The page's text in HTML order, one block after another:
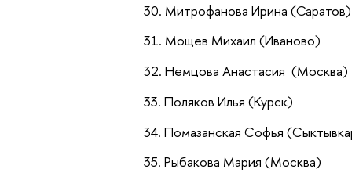
Митрофанова Ирина (Саратов)
Мощев Михаил (Иваново)
Немцова Анастасия (Москва)
Поляков Илья (Курск)
Помазанская Софья
Рыбакова Мария (Москва)